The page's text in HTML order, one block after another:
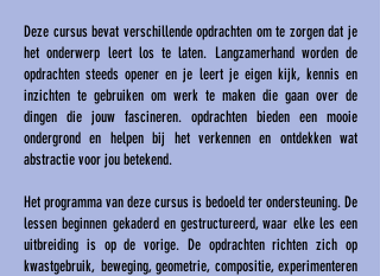
Deze cursus bevat verschillende opdrachten om te zorgen dat je
het onderwerp leert los te laten. Langzamerhand worden de
opdrachten steeds opener en je leert je eigen kijk, kennis en
inzichten te gebruiken om werk te maken die gaan over de
dingen die jouw fascineren. opdrachten bieden een mooie
ondergrond en helpen bij het verkennen en ontdekken wat
abstractie voor jou betekend.
Het programma van deze cursus is bedoeld ter ondersteuning. De
lessen beginnen gekaderd en gestructureerd, waar elke les een
uitbreiding is op de vorige. De opdrachten richten zich op
kwastgebruik, beweging, geometrie, compositie, experimenteren